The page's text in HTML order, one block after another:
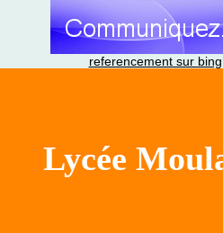
referencement sur bing
Lycée